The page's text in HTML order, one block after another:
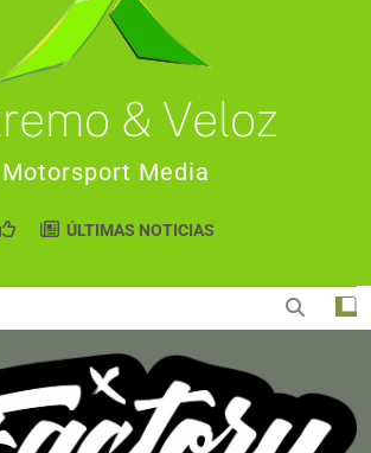
& Veloz
Motorsport Media
ÚLTIMAS NOTICIAS